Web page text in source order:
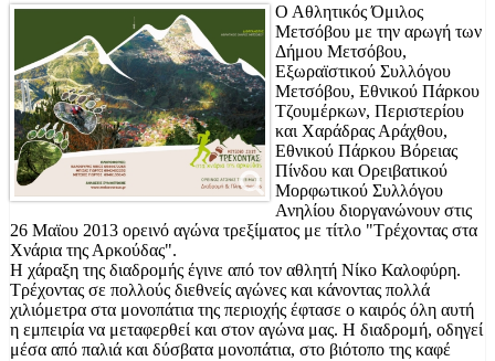
Ο Αθλητικός Όμιλος
Μετσόβου με την αρωγή των
Δήμου Μετσόβου,
Εξωραϊστικού Συλλόγου
Μετσόβου, Εθνικού Πάρκου
Τζουμέρκων, Περιστερίου
και Χαράδρας Αράχθου,
Εθνικού Πάρκου Βόρειας
Πίνδου και Ορειβατικού
Μορφωτικού Συλλόγου
Ανηλίου διοργανώνουν στις
26 Μαϊου 2013 ορεινό αγώνα τρεξίματος με τίτλο "Τρέχοντας στα
Χνάρια της Αρκούδας".
Η χάραξη της διαδρομής έγινε από τον αθλητή Νίκο Καλοφύρη.
Τρέχοντας σε πολλούς διεθνείς αγώνες και κάνοντας πολλά
χιλιόμετρα στα μονοπάτια της περιοχής έφτασε ο καιρός όλη αυτή
η εμπειρία να μεταφερθεί και στον αγώνα μας. Η διαδρομή, οδηγεί
μέσα από παλιά και δύσβατα μονοπάτια, στο βιότοπο της καφέ